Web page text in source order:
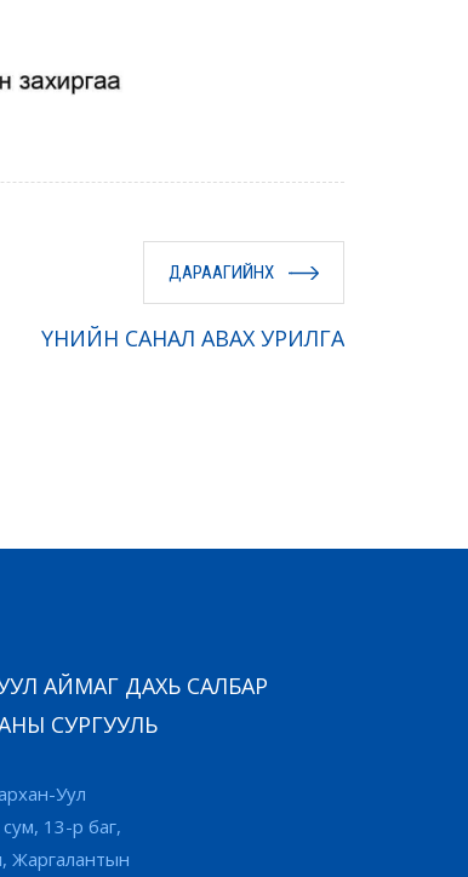
ДАРААГИЙНХ
ҮНИЙН САНАЛ АВАХ УРИЛГА
АЙМАГ ДАХЬ САЛБАР
СУРГУУЛЬ
Уул
13-р баг,
Жаргалантын